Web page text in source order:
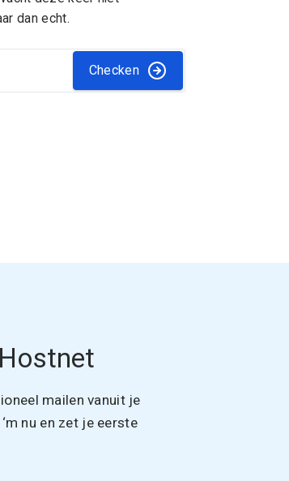
dan echt.
Checken
mailen vanuit je
nu en zet je eerste